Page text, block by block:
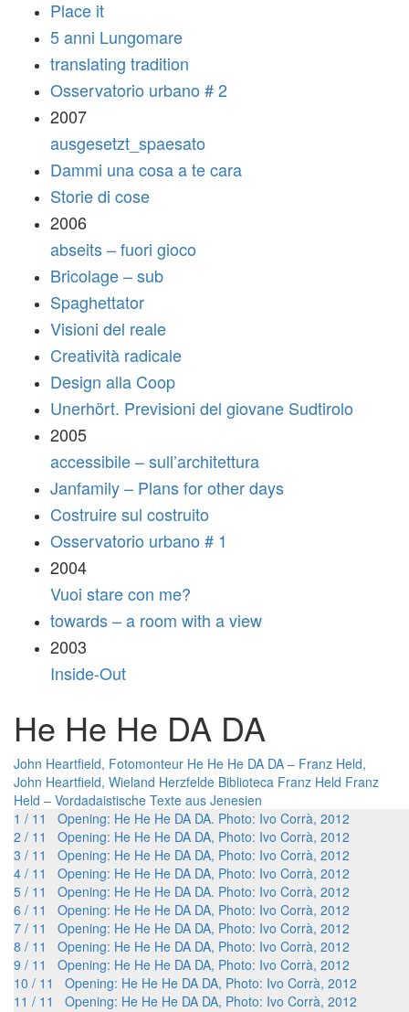
Place it
5 anni Lungomare
translating tradition
Osservatorio urbano # 2
2007
ausgesetzt_spaesato
Dammi una cosa a te cara
Storie di cose
2006
abseits – fuori gioco
Bricolage – sub
Spaghettator
Visioni del reale
Creatività radicale
Design alla Coop
Unerhört. Previsioni del giovane Sudtirolo
2005
accessibile – sull’architettura
Janfamily – Plans for other days
Costruire sul costruito
Osservatorio urbano # 1
2004
Vuoi stare con me?
towards – a room with a view
2003
Inside-Out
He He He DA DA
John Heartfield, Fotomonteur He He He DA DA – Franz Held,
John Heartfield, Wieland Herzfelde Biblioteca Franz Held Franz
Held – Vordadaistische Texte aus Jenesien
1 / 11 Opening: He He He DA DA. Photo: Ivo Corrà, 2012
2 / 11 Opening: He He He DA DA, Photo: Ivo Corrà, 2012
3 / 11 Opening: He He He DA DA, Photo: Ivo Corrà, 2012
4 / 11 Opening: He He He DA DA, Photo: Ivo Corrà, 2012
5 / 11 Opening: He He He DA DA. Photo: Ivo Corrà, 2012
6 / 11 Opening: He He He DA DA, Photo: Ivo Corrà, 2012
7 / 11 Opening: He He He DA DA, Photo: Ivo Corrà, 2012
8 / 11 Opening: He He He DA DA, Photo: Ivo Corrà, 2012
9 / 11 Opening: He He He DA DA, Photo: Ivo Corrà, 2012
10 / 11 Opening: He He He DA DA, Photo: Ivo Corrà, 2012
11 / 11 Opening: He He He DA DA, Photo: Ivo Corrà, 2012